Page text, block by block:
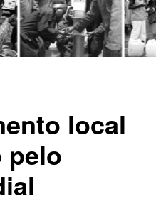
local
pelo